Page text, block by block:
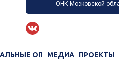
ОНК Московской
ОП МЕДИА ПРОЕКТЫ